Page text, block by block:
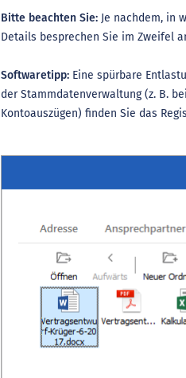
Bitte beachten Sie:Je nachdem, in
Details besprechen Sie im Zweifel
Softwaretipp:Eine spürbare
der Stammdatenverwaltung (z. B.
Kontoauszügen) finden Sie das